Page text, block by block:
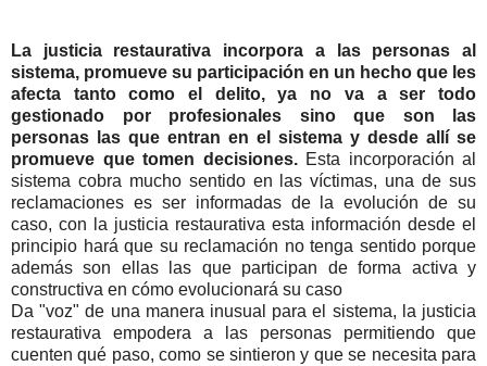
La justicia restaurativa incorpora a las personas al
sistema, promueve su participación en un hecho que les
afecta tanto como el delito, ya no va a ser todo
gestionado por profesionales sino que son las
personas las que entran en el sistema y desde allí se
promueve que tomen decisiones.Esta incorporación al
sistema cobra mucho sentido en las víctimas, una de sus
reclamaciones es ser informadas de la evolución de su
caso, con la justicia restaurativa esta información desde el
principio hará que su reclamación no tenga sentido porque
además son ellas las que participan de forma activa y
constructiva en cómo evolucionará su caso
Da "voz" de una manera inusual para el sistema, la justicia
restaurativa empodera a las personas permitiendo que
cuenten qué paso, como se sintieron y que se necesita para